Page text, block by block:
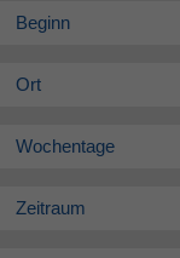
Beginn
Ort
Wochentage
Zeitraum